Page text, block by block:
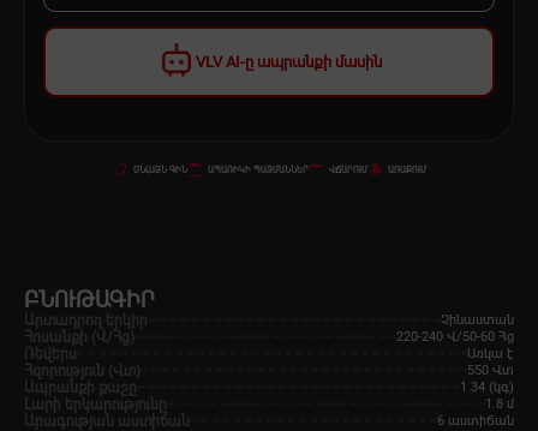
VLV AI-ը ապրանքի մասին
ՕՆԼԱՅՆ ԳԻՆ ԱՊԱՌԻԿԻ ՊԱՅՄԱՆՆԵՐ ՎՃԱՐՈՒՄ ԱՌԱՔՈՒՄ
ԲՆՈՒԹԱԳԻՐ
Արտադրող երկիր Չինաստան
Հոսանքի (Վ/Հց) 220-240 Վ/50-60 Հց
Ռեվերս Առկա է
Հզորություն (Վտ) 550 Վտ
Ապրանքի քաշը 1.34 (կգ)
Լարի երկարությունը 1.8 մ
Արագության աստիճան 6 աստիճան